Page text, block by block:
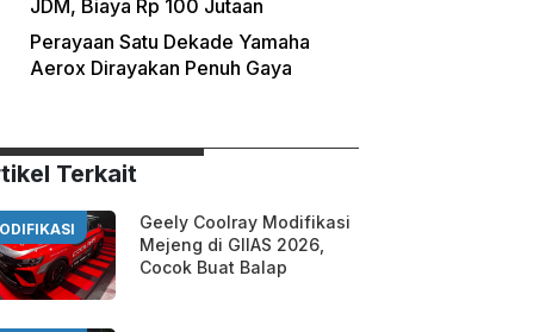
JDM, Biaya Rp 100 Jutaan
Perayaan Satu Dekade Yamaha
Aerox Dirayakan Penuh Gaya
Terkait
Geely Coolray Modifikasi
Mejeng di GIIAS 2026,
Cocok Buat Balap